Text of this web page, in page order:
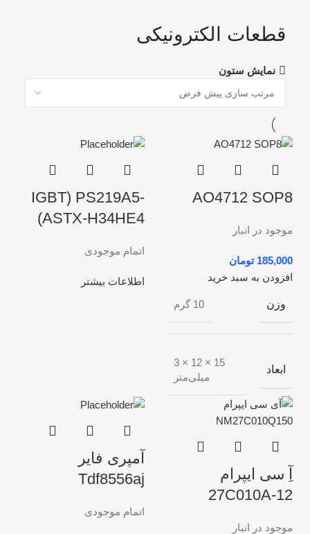
قطعات الکترونیکی
نمایش ستون
AO4712 SOP8
موجود در انبار
تومان
افزودن به سبد خرید
وزن 10 گرم
ابعاد
15 × 12 × 3
میلی‌متر
IGBT) PS219A5-
ASTX-H34HE4)
اتمام موجودی
اطلاعات بیشتر
آِ سی ایپرام
27C010A-12
موجود در انبار
آمپری فایر
Tdf8556aj
اتمام موجودی